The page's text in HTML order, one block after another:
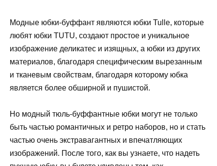
Модные юбки-буффант являются юбки Tulle, которые
любят юбки TUTU, создают простое и уникальное
изображение деликатес и изящных, а юбки из других
материалов, благодаря специфическим вырезанным
и тканевым свойствам, благодаря которому юбка
является более обширной и пушистой.
Но модный тюль-буффантные юбки могут не только
быть частью романтичных и ретро наборов, но и стать
частью очень экстравагантных и впечатляющих
изображений. После того, как вы узнаете, что надеть